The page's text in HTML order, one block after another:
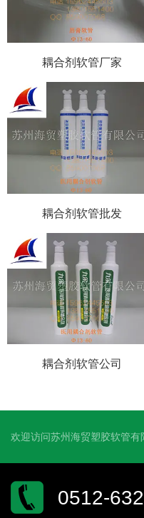
耦合剂软管厂家
耦合剂软管批发
耦合剂软管公司
欢迎访问苏州海贸塑胶软管有
0512-